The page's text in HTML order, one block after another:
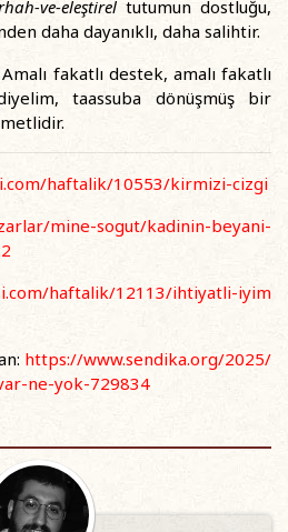
ve-eleştireltutumun dostluğu,
daha dayanıklı, daha salihtir.
fakatlı destek, amalı fakatlı
taassuba dönüşmüş bir
haftalik/10553/kirmizi-cizgi
mine-sogut/kadinin-beyani-
haftalik/12113/ihtiyatli-iyim
https://www.sendika.org/2025/
ne-yok-729834